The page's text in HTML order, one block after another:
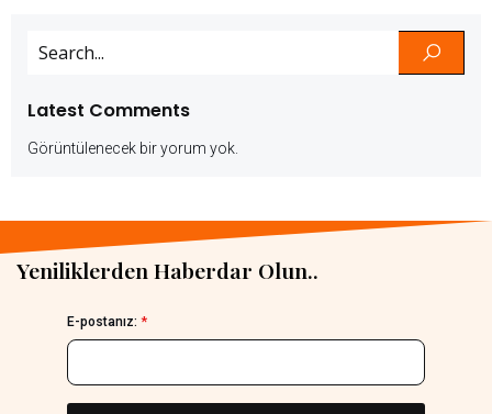
Latest Comments
Görüntülenecek bir yorum yok.
Yeniliklerden Haberdar Olun..
E-postanız: *